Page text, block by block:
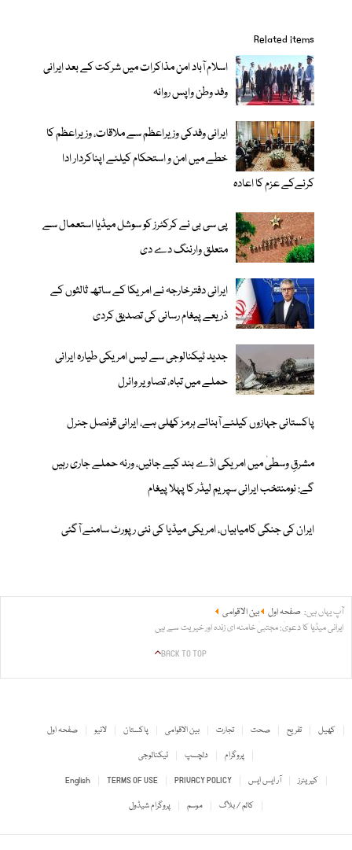
Related items
اسلام آباد امن مذاکرات میں شرکت کے بعد ایرانی
وفد وطن واپس روانہ
ایرانی وفدکی وزیراعظم سے ملاقات، وزیراعظم کا
خطے میں امن و استحکام کیلئے اپناکردار ادا
کرنےکے عزم کا اعادہ
پی سی بی نے کرکٹرز کو سوشل میڈیا استعمال سے
متعلق وارننگ دے دی
ایرانی دفترخارجہ نے امریکا کے ساتھ ثالثوں کے
ذریعے پیغام رسانی کی تصدیق کردی
جدید ٹیکنالوجی سے لیس امریکی طیارہ ایرانی
حملے میں تباہ، تصاویر وائرل
پاکستانی جہازوں کیلئے آبنائے ہرمز کھلی ہے، ایرانی قونصل جنرل
مشرقِ وسطیٰ میں امریکی اڈے بند کیے جائیں، ورنہ حملے جاری رہیں
گے: نومنتخب ایرانی سپریم لیڈر کا پہلا پیغام
ایران کی جنگی کامیابیاں، امریکی میڈیا کی نئی رپورٹ سامنے آگئی
آپ یہاں ہیں: صفحہ اول
بین الاقوامی
ایرانی میڈیا کا دعویٰ: مجتبیٰ خامنہ ای زندہ اور خیریت سے ہیں
BACK TO TOP
صفحہ اول لائیو پاکستان بین الاقوامی تجارت صحت تفریح
کھیل
ٹیکنالوجی
دلچسپ
پروگرام
English
TERMS OF USE PRIVACY POLICY آر ایس ایس
کیریئرز
پروگرام شیڈول
موسم کالم / بلاگ